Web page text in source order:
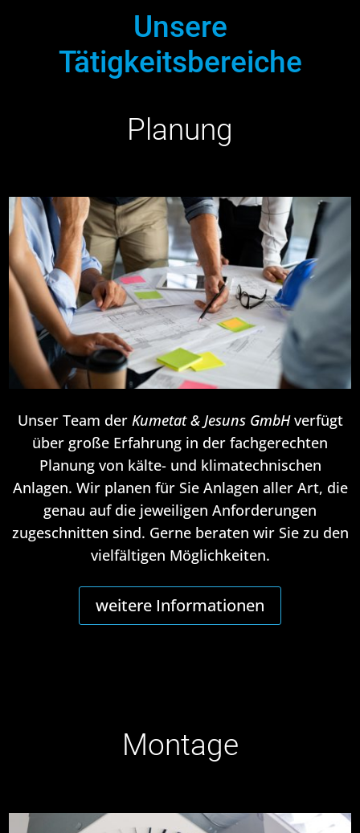
Unsere
Tätigkeitsbereiche
Planung
Unser Team der Kumetat & Jesuns GmbHverfügt
über große Erfahrung in der fachgerechten
Planung von kälte- und klimatechnischen
Anlagen. Wir planen für Sie Anlagen aller Art, die
genau auf die jeweiligen Anforderungen
zugeschnitten sind. Gerne beraten wir Sie zu den
vielfältigen Möglichkeiten.
weitere Informationen
Montage